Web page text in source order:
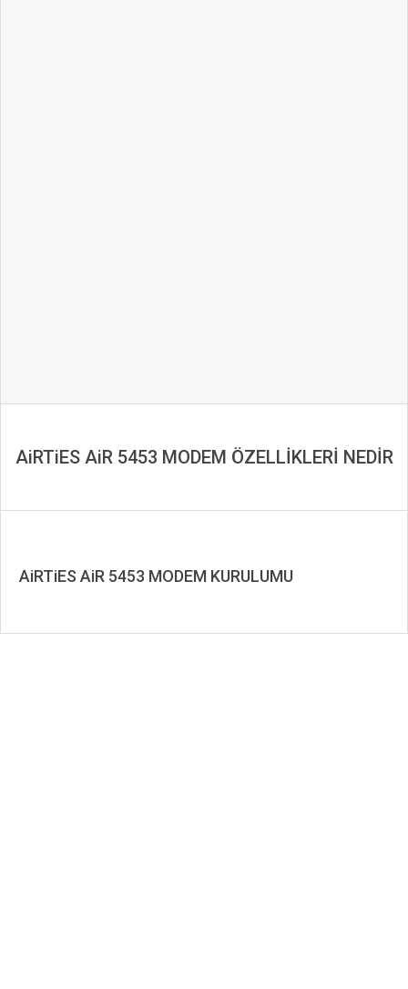
AiRTiES AiR 5453 MODEM ÖZELLİKLERİ NEDİR
AiRTiES AiR 5453 MODEM KURULUMU